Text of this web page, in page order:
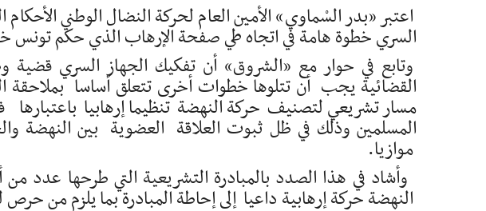
اعتبر «بدر السْماوي» الأمين العام لحركة النضال الوطني
السري خطوة هامة في اتجاه طي صفحة الإرهاب الذي حكم تونس
وتابع في حوار مع «الشروق» أن تفكيك الجهاز السري قضية
القضائية يجب أن تتلوها خطوات أخرى تتعلق أساسا بملاحقة
مسار تشريعي لتصنيف حركة النهضة تنظيما إرهابيا باعتبارها
المسلمين وذلك في ظل ثبوت العلاقة العضوية بين النهضة
موازيا.
وأشاد في هذا الصدد بالمبادرة التشريعية التي طرحها
النهضة حركة إرهابية داعيا إلى إحاطة المبادرة بما يلزم من حرص